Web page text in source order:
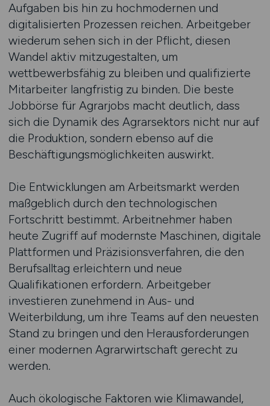
Aufgaben bis hin zu hochmodernen und
digitalisierten Prozessen reichen. Arbeitgeber
wiederum sehen sich in der Pflicht, diesen
Wandel aktiv mitzugestalten, um
wettbewerbsfähig zu bleiben und qualifizierte
Mitarbeiter langfristig zu binden. Die beste
Jobbörse für Agrarjobs macht deutlich, dass
sich die Dynamik des Agrarsektors nicht nur auf
die Produktion, sondern ebenso auf die
Beschäftigungsmöglichkeiten auswirkt.
Die Entwicklungen am Arbeitsmarkt werden
maßgeblich durch den technologischen
Fortschritt bestimmt. Arbeitnehmer haben
heute Zugriff auf modernste Maschinen, digitale
Plattformen und Präzisionsverfahren, die den
Berufsalltag erleichtern und neue
Qualifikationen erfordern. Arbeitgeber
investieren zunehmend in Aus- und
Weiterbildung, um ihre Teams auf den neuesten
Stand zu bringen und den Herausforderungen
einer modernen Agrarwirtschaft gerecht zu
werden.
Auch ökologische Faktoren wie Klimawandel,